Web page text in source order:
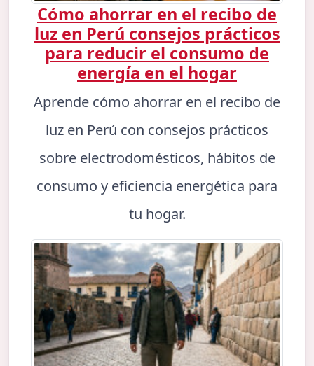
Cómo ahorrar en el recibo de
luz en Perú consejos prácticos
para reducir el consumo de
energía en el hogar
Aprende cómo ahorrar en el recibo de
luz en Perú con consejos prácticos
sobre electrodomésticos, hábitos de
consumo y eficiencia energética para
tu hogar.